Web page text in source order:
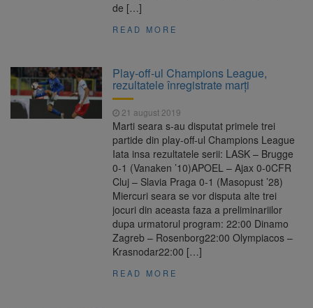
de […]
READ MORE
Play-off-ul Champions League,
rezultatele înregistrate marţi
21 august 2019
Marti seara s-au disputat primele trei
partide din play-off-ul Champions League
Iata insa rezultatele serii: LASK – Brugge
0-1 (Vanaken ’10)APOEL – Ajax 0-0CFR
Cluj – Slavia Praga 0-1 (Masopust ’28)
Miercuri seara se vor disputa alte trei
jocuri din aceasta faza a preliminariilor
dupa urmatorul program: 22:00 Dinamo
Zagreb – Rosenborg22:00 Olympiacos –
Krasnodar22:00 […]
READ MORE